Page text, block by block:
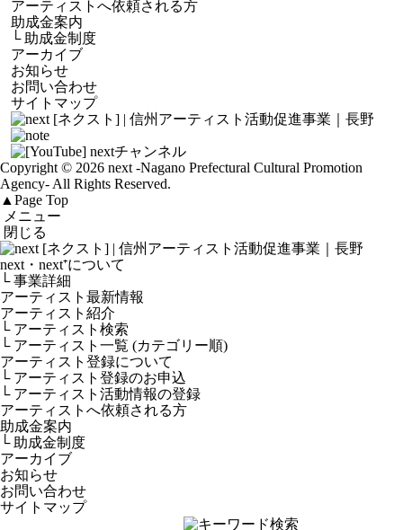
アーティストへ依頼される方
助成金案内
└ 助成金制度
アーカイブ
お知らせ
お問い合わせ
サイトマップ
Copyright © 2026 next -Nagano Prefectural Cultural Promotion
Agency- All Rights Reserved.
▲ Page Top
メニュー
閉じる
next・next⁺について
└ 事業詳細
アーティスト最新情報
アーティスト紹介
└ アーティスト検索
└ アーティスト一覧 (カテゴリー順)
アーティスト登録について
└ アーティスト登録のお申込
└ アーティスト活動情報の登録
アーティストへ依頼される方
助成金案内
└ 助成金制度
アーカイブ
お知らせ
お問い合わせ
サイトマップ